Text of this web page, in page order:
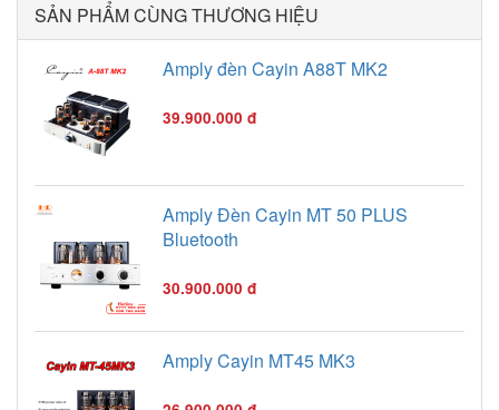
SẢN PHẨM CÙNG THƯƠNG HIỆU
Amply đèn Cayin A88T MK2
39.900.000 đ
Amply Đèn Cayin MT 50 PLUS
Bluetooth
30.900.000 đ
Amply Cayin MT45 MK3